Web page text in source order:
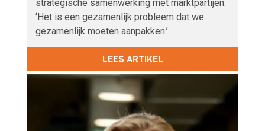
strategische samenwerking met marktpartijen.
‘Het is een gezamenlijk probleem dat we
gezamenlijk moeten aanpakken.’
LEES ARTIKEL